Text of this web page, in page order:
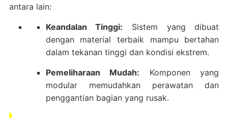
antara lain:
Keandalan Tinggi: Sistem yang dibuat
dengan material terbaik mampu bertahan
dalam tekanan tinggi dan kondisi ekstrem.
Pemeliharaan Mudah: Komponen yang
modular memudahkan perawatan dan
penggantian bagian yang rusak.